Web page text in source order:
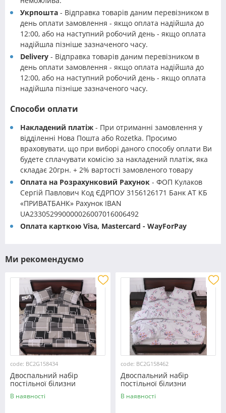
Укрпошта - Відправка товарів даним перевізником в
день оплати замовлення - якщо оплата надійшла до
12:00, або на наступний робочий день - якщо оплата
надійшла пізніше зазначеного часу.
Delivery - Відправка товарів даним перевізником в
день оплати замовлення - якщо оплата надійшла до
12:00, або на наступний робочий день - якщо оплата
надійшла пізніше зазначеного часу.
Способи оплати
Накладений платіж - При отриманні замовлення у
відділенні Нова Пошта або Rozetka. Просимо
враховувати, що при виборі даного способу оплати Ви
будете сплачувати комісію за накладений платіж, яка
складає 20грн. + 2% вартості замовленого товару
Оплата на Розрахунковий Рахунок - ФОП Кулаков
Сергій Павлович Код ЄДРПОУ 3156126171 Банк АТ КБ
«ПРИВАТБАНК» Рахунок IBAN
UA233052990000026007016006492
Оплата карткою Visa, Mastercard - WayForPay
Ми рекомендуємо
code: BC2G158434
Двоспальний набір
постільної білизни
180*220 із Бязі "Gold"
№158434 Черешенка™
В наявності
code: BC2G158462
Двоспальний набір
постільної білизни
180*220 із Бязі "Gold"
№158462 Черешенька™
В наявності